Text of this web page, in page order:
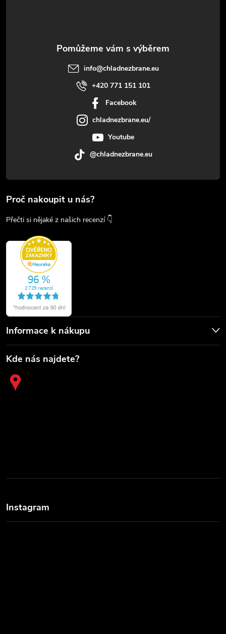
info@chladnezbrane.eu
+420 771 151 101
Facebook
chladnezbrane.eu/
Youtube
@chladnezbrane.eu
Proč nakoupit u nás?
Přečti si nějaké z našich recenzí 👇
Informace k nákupu
Kde nás najdete?
Instagram